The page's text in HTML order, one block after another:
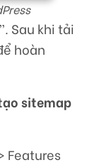
Sau khi tải
hoàn
sitemap
Features